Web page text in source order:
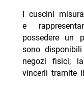
I cuscini
e
possedere un
sono
negozi fisici;
vincerli tramite